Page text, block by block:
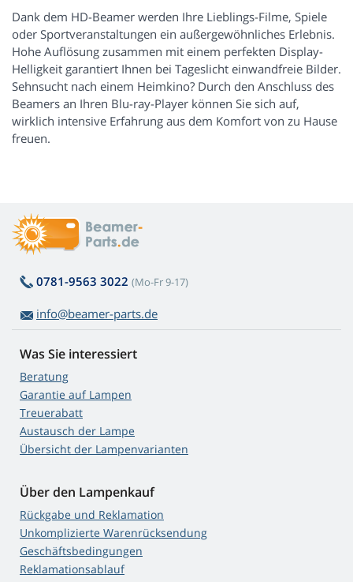
Dank dem HD-Beamer werden Ihre Lieblings-Filme, Spiele
oder Sportveranstaltungen ein außergewöhnliches Erlebnis.
Hohe Auflösung zusammen mit einem perfekten Display-
Helligkeit garantiert Ihnen bei Tageslicht einwandfreie Bilder.
Sehnsucht nach einem Heimkino? Durch den Anschluss des
Beamers an Ihren Blu-ray-Player können Sie sich auf,
wirklich intensive Erfahrung aus dem Komfort von zu Hause
freuen.
0781-9563 3022 (Mo-Fr 9-17)
info@beamer-parts.de
Was Sie interessiert
Beratung
Garantie auf Lampen
Treuerabatt
Austausch der Lampe
Übersicht der Lampenvarianten
Über den Lampenkauf
Rückgabe und Reklamation
Unkomplizierte Warenrücksendung
Geschäftsbedingungen
Reklamationsablauf